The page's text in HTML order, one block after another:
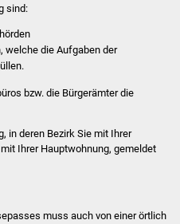
Ortsentwicklung
Presse
& Service
sind:
welche die Aufgaben der
bzw. die Bürgerämter die
in deren Bezirk Sie mit Ihrer
Ihrer Hauptwohnung, gemeldet
muss auch von einer örtlich